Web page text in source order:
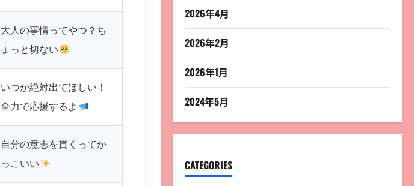
大人の事情ってやつ？ち
ょっと切ない
いつか絶対出てほしい！
全力で応援するよ
自分の意志を貫くってか
っこいい
2026年4月
2026年2月
2026年1月
2024年5月
CATEGORIES